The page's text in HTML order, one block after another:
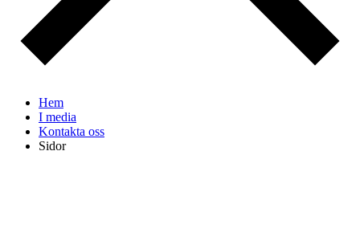
Hem
I media
Kontakta oss
Sidor